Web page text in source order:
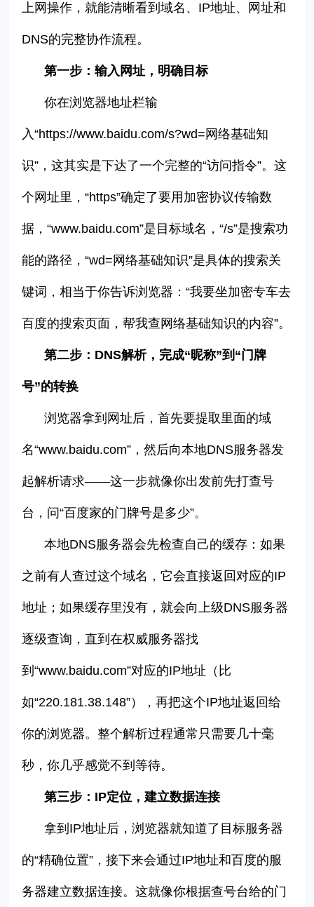
上网操作，就能清晰看到域名、 IP地址、网址和
DNS的完整协作流程。
第一步：输入网址，明确目标
你在浏览器地址栏输
入“https://www.baidu.com/s?wd= 网络基础知
识” ，这其实是下达了一个完整的“访问指令”。这
个网址里，“https”确定了要用加密协议传输数
据，“www.baidu.com”是目标域名，“/s”是搜索功
能的路径，“wd= 网络基础知识”是具体的搜索关
键词，相当于你告诉浏览器：“我要坐加密专车去
百度的搜索页面，帮我查网络基础知识的内容”。
第二步： DNS解析，完成“昵称”到 “门牌
号”的转换
浏览器拿到网址后，首先要提取里面的域
名“www.baidu.com” ，然后向本地DNS服务器发
起解析请求——这一步就像你出发前先打查号
台，问“百度家的门牌号是多少”。
本地DNS服务器会先检查自己的缓存：如果
之前有人查过这个域名，它会直接返回对应的IP
地址；如果缓存里没有，就会向上级DNS服务器
逐级查询，直到在权威服务器找
到“www.baidu.com”对应的IP地址（比
如“220.181.38.148”），再把这个IP地址返回给
你的浏览器。整个解析过程通常只需要几十毫
秒，你几乎感觉不到等待。
第三步： IP定位，建立数据连接
拿到 IP地址后，浏览器就知道了目标服务器
的“精确位置” ，接下来会通过IP地址和百度的服
务器建立数据连接。这就像你根据查号台给的门